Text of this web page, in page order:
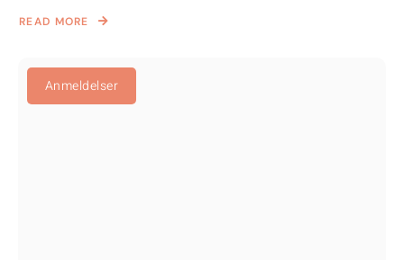
READ MORE
Anmeldelser